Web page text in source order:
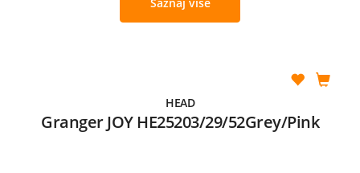
HEAD
Granger JOY HE25203/29/52Grey/Pink